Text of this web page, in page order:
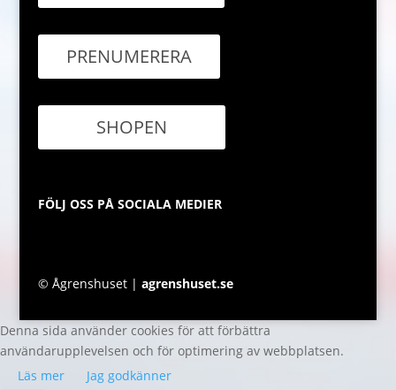
PRENUMERERA
SHOPEN
FÖLJ OSS PÅ SOCIALA MEDIER
© Ågrenshuset | agrenshuset.se
Denna sida använder cookies för att förbättra
användarupplevelsen och för optimering av webbplatsen.
Läs mer
Jag godkänner